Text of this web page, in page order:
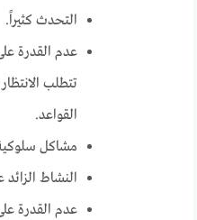
التحدث كثيراً.
عدم القدرة
تتطلب
القواعد.
مشاكل
النشاط
عدم القدرة